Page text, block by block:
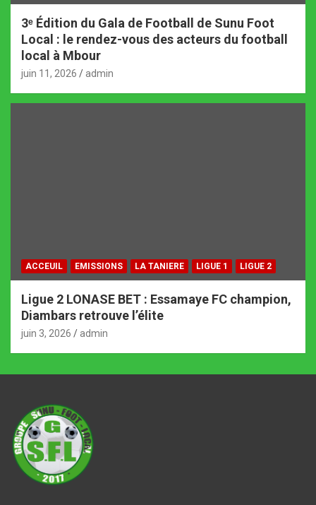
3ᵉ Édition du Gala de Football de Sunu Foot
Local : le rendez-vous des acteurs du football
local à Mbour
juin 11, 2026 admin
ACCEUIL EMISSIONS LA TANIERE LIGUE 1 LIGUE 2
Ligue 2 LONASE BET : Essamaye FC champion,
Diambars retrouve l’élite
juin 3, 2026 admin